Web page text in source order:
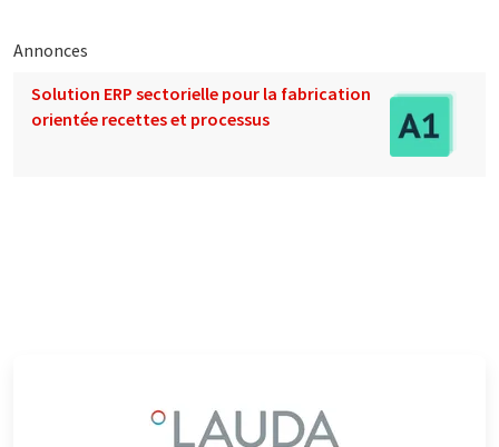
Annonces
Solution ERP sectorielle pour la fabrication
orientée recettes et processus